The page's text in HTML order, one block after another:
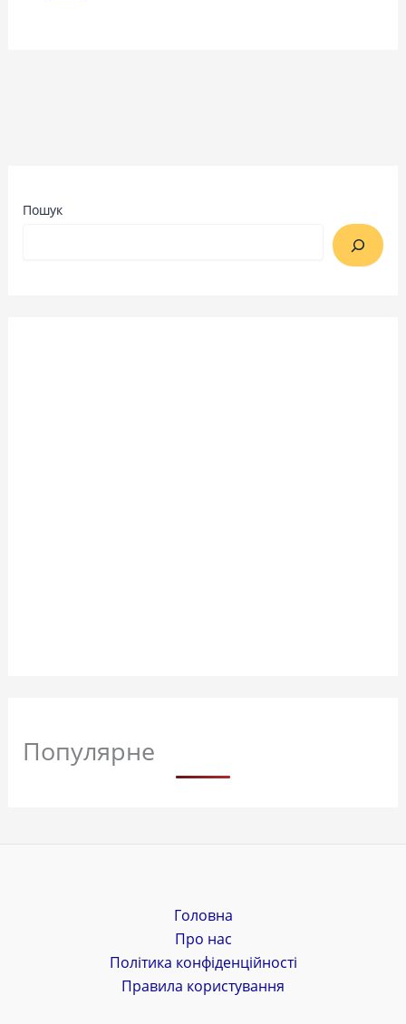
Пошук
Популярне
Головна
Про нас
Політика конфіденційності
Правила користування